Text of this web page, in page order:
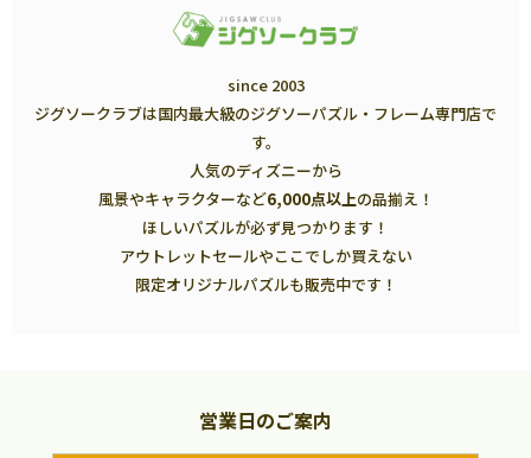
since 2003
ジグソークラブは国内最大級のジグソーパズル・フレーム専門店で
す。
人気のディズニーから
風景やキャラクターなど6,000点以上の品揃え！
ほしいパズルが必ず見つかります！
アウトレットセールやここでしか買えない
限定オリジナルパズルも販売中です！
営業日のご案内